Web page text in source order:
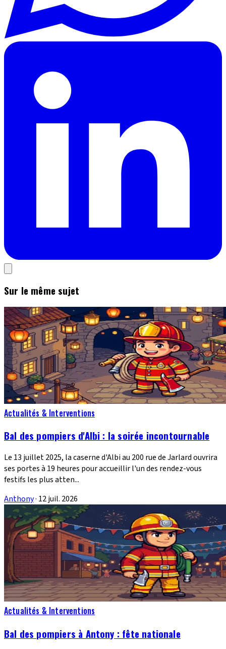
Sur le même sujet
Actualités & Interventions
Bal des pompiers d'Albi : la soirée incontournable
Le 13 juillet 2025, la caserne d'Albi au 200 rue de Jarlard ouvrira
ses portes à 19 heures pour accueillir l'un des rendez-vous
festifs les plus atten...
Anthony· 12 juil. 2026
Actualités & Interventions
Bal des pompiers à Antony : fête nationale